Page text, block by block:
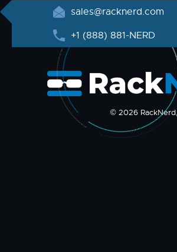
sales@racknerd.com
+1 (888) 881-NERD
© 2026